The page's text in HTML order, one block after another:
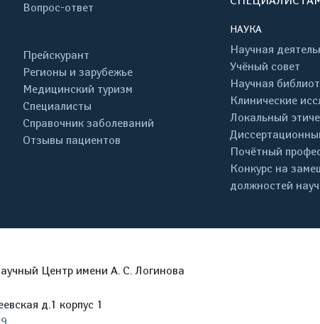
Вопрос-ответ
Прейскурант
Регионы и зарубежье
Медицинский туризм
Специалисты
Справочник заболеваний
Отзывы пациентов
НАУКА
Научная
Учёный совет
Научная
Клинические
Локальный
Почётный
Конкурс на
должностей
Центр имени А. С. Логинова
д.1 корпус 1